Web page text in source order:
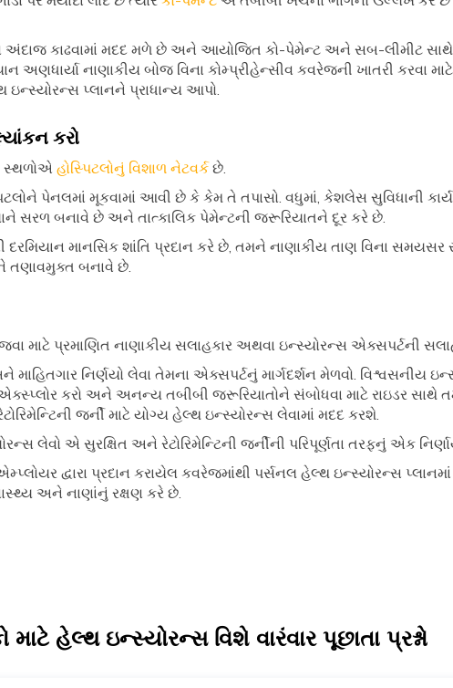
અંદાજ કાઢવામાં મદદ મળે છે અને આયોજિત કો-પેમેન્ટ અને સબ-લીમીટ સાથે
અણધાર્યા નાણાકીય બોજ વિના કોમ્પ્રીહેન્સીવ કવરેજની ખાતરી કરવા
પ્લાનને પ્રાધાન્ય આપો.
કરો
સ્થળોએ હોસ્પિટલોનું વિશાળ નેટવર્કછે.
પેનલમાં મૂકવામાં આવી છે કે કેમ તે તપાસો. વધુમાં, કેશલેસ સુવિધાની
સરળ બનાવે છે અને તાત્કાલિક પેમેન્ટની જરૂરિયાતને દૂર કરે છે.
માનસિક શાંતિ પ્રદાન કરે છે, તમને નાણાકીય તાણ વિના સમયસર
તણાવમુક્ત બનાવે છે.
માટે પ્રમાણિત નાણાકીય સલાહકાર અથવા ઇન્સ્યોરન્સ એક્સપર્ટની
નિર્ણયો લેવા તેમના એક્સપર્ટનું માર્ગદર્શન મેળવો. વિશ્વસનીય
કરો અને અનન્ય તબીબી જરૂરિયાતોને સંબોધવા માટે રાઇડર સાથે
જર્ની માટે યોગ્ય હેલ્થ ઇન્સ્યોરન્સ લેવામાં મદદ કરશે.
લેવો એ સુરક્ષિત અને રેટોરિમેન્ટિની જર્નીની પરિપૂર્ણતા તરફનું એક
દ્વારા પ્રદાન કરાયેલ કવરેજમાંથી પર્સનલ હેલ્થ ઇન્સ્યોરન્સ
અને નાણાંનું રક્ષણ કરે છે.
માટે હેલ્થ ઇન્સ્યોરન્સ વિશે વારંવાર પૂછાતા પ્રશ્નો